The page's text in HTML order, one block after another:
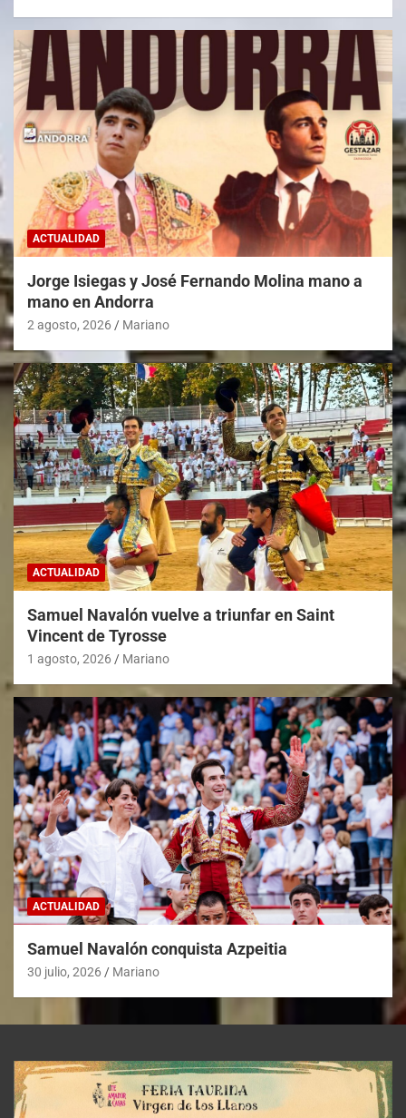
ACTUALIDAD
Jorge Isiegas y José Fernando Molina mano a
mano en Andorra
2 agosto, 2026 Mariano
ACTUALIDAD
Samuel Navalón vuelve a triunfar en Saint
Vincent de Tyrosse
1 agosto, 2026 Mariano
ACTUALIDAD
Samuel Navalón conquista Azpeitia
30 julio, 2026 Mariano